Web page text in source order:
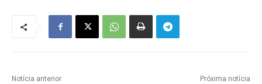
Notícia anterior Próxima notícia